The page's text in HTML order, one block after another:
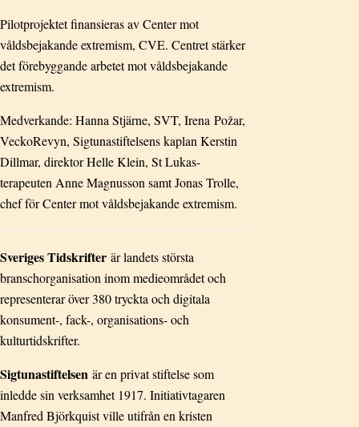
Pilotprojektet finansieras av Center mot
våldsbejakande extremism, CVE. Centret stärker
det förebyggande arbetet mot våldsbejakande
extremism.
Medverkande: Hanna Stjärne, SVT, Irena Požar,
VeckoRevyn, Sigtunastiftelsens kaplan Kerstin
Dillmar, direktor Helle Klein, St Lukas-
terapeuten Anne Magnusson samt Jonas Trolle,
chef för Center mot våldsbejakande extremism.
Sveriges Tidskrifter är landets största
branschorganisation inom medieområdet och
representerar över 380 tryckta och digitala
konsument-, fack-, organisations- och
kulturtidskrifter.
Sigtunastiftelsen är en privat stiftelse som
inledde sin verksamhet 1917. Initiativtagaren
Manfred Björkquist ville utifrån en kristen